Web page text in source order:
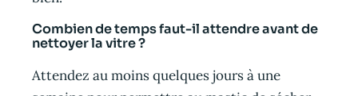
Combien de temps faut-il attendre avant de
nettoyer la vitre ?
Attendez au moins quelques jours à une